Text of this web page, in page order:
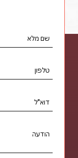
שם מלא
טלפון
דוא"ל
הודעה